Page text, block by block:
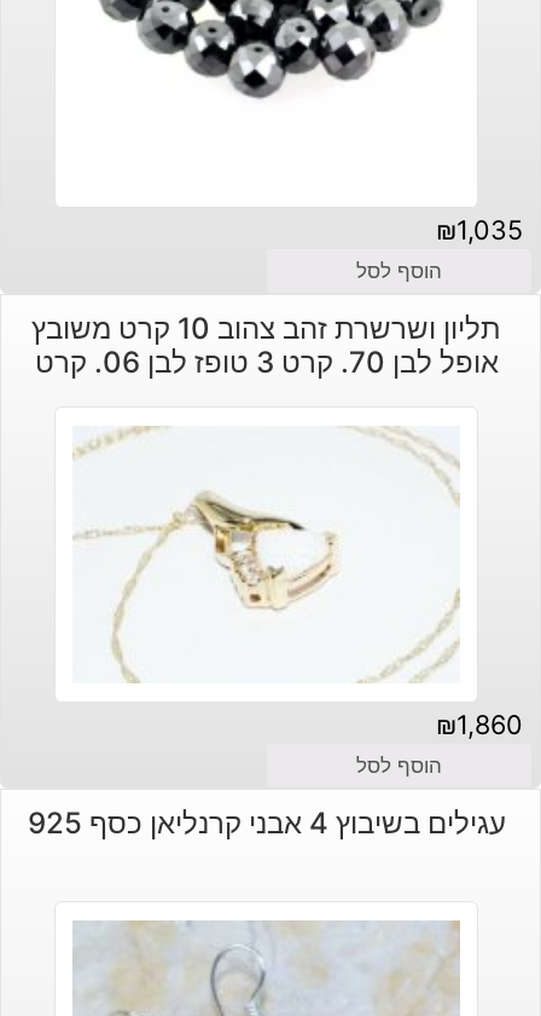
₪1,035
הוסף לסל
תליון ושרשרת זהב צהוב 10 קרט משובץ
אופל לבן 70. קרט 3 טופז לבן 06. קרט
₪1,860
הוסף לסל
עגילים בשיבוץ 4 אבני קרנליאן כסף 925